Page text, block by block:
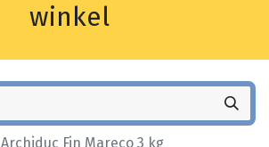
winkel
Archiduc Fin Mareco 3 kg